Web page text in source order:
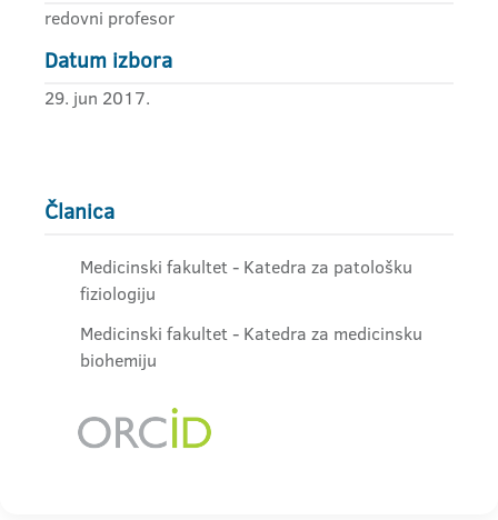
redovni profesor
Datum izbora
29. jun 2017.
Članica
Medicinski fakultet - Katedra za patološku
fiziologiju
Medicinski fakultet - Katedra za medicinsku
biohemiju